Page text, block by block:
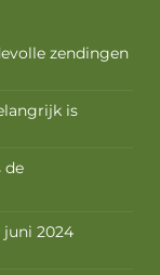
zendingen
is
de
juni 2024